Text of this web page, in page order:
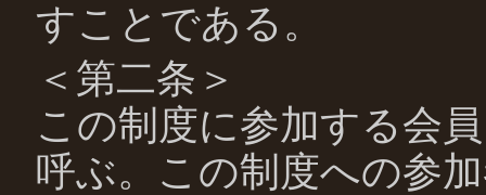
すことである。
＜第二条＞
この制度に参加する会
呼ぶ。この制度への参